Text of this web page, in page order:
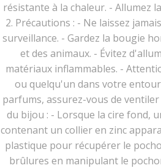
résistante à la chaleur. - Allumez
2. Précautions : - Ne laissez
surveillance. - Gardez la bougie
et des animaux. - Évitez
matériaux inflammables. -
ou quelqu'un dans votre
parfums, assurez-vous de ventiler
du bijou : - Lorsque la cire fond,
contenant un collier en zinc
plastique pour récupérer le
brûlures en manipulant le